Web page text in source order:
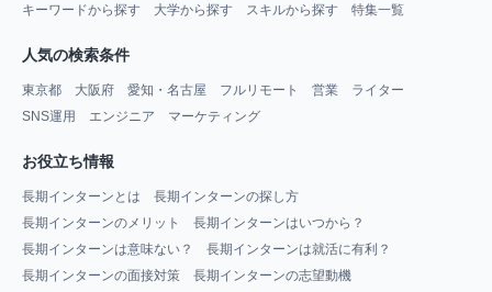
キーワードから探す
大学から探す スキルから探す 特集一覧
人気の検索条件
東京都 大阪府 愛知・名古屋 フルリモート 営業
ライター
SNS運用
エンジニア マーケティング
お役立ち情報
長期インターンとは
長期インターンの探し方
長期インターンのメリット
長期インターンはいつから？
長期インターンは意味ない？
長期インターンは就活に有利？
長期インターンの面接対策
長期インターンの志望動機